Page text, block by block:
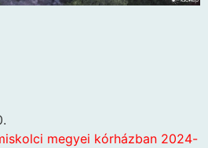
megyei kórházban 2024-